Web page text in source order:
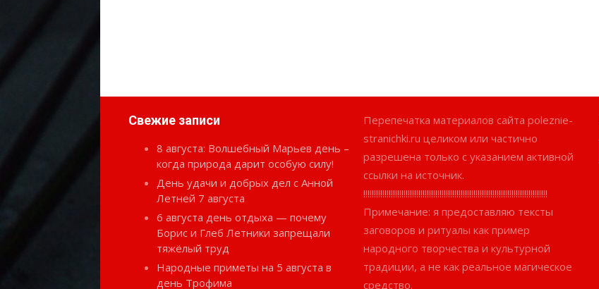
Свежие записи
8 августа: Волшебный Марьев день –
когда природа дарит особую силу!
День удачи и добрых дел с Анной
Летней 7 августа
6 августа день отдыха — почему
Борис и Глеб Летники запрещали
тяжёлый труд
Народные приметы на 5 августа в
день Трофима
Перепечатка материалов сайта poleznie-
stranichki.ru целиком или частично
разрешена только с указанием активной
ссылки на источник.
!!!!!!!!!!!!!!!!!!!!!!!!!!!!!!!!!!!!!!!!!!!!!!!!!!!!!!!!!!!!!!!!!!!!!!!!!!!!!!!!!!!!!!!
Примечание: я предоставляю тексты
заговоров и ритуалы как пример
народного творчества и культурной
традиции, а не как реальное магическое
средство.